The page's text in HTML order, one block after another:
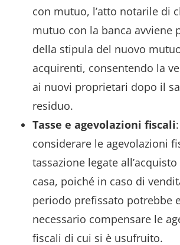
con mutuo, l’atto notarile di
mutuo con la banca avviene
della stipula del nuovo
acquirenti, consentendo la
ai nuovi proprietari dopo il
residuo.
Tasse e agevolazioni fiscali
considerare le agevolazioni
tassazione legate
casa, poiché in caso di
periodo prefissato potrebbe
necessario compensare le
fiscali di cui si è usufruito.